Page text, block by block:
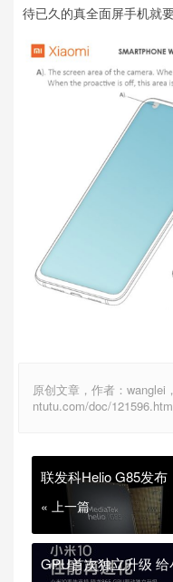
待已久的真全面屏手机就要
原创文章，作者：wanglei
ntutu.com/doc/121596.htm
联发科Helio G85发布
« 上一篇
GPU首次独立升级